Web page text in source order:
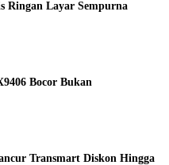
Ringan Layar Sempurna
Bocor Bukan
Transmart Diskon Hingga